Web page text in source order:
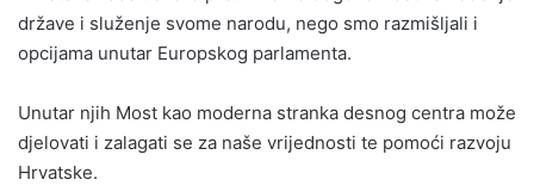
države i služenje svome narodu, nego smo razmišljali i
opcijama unutar Europskog parlamenta.
Unutar njih Most kao moderna stranka desnog centra može
djelovati i zalagati se za naše vrijednosti te pomoći razvoju
Hrvatske.